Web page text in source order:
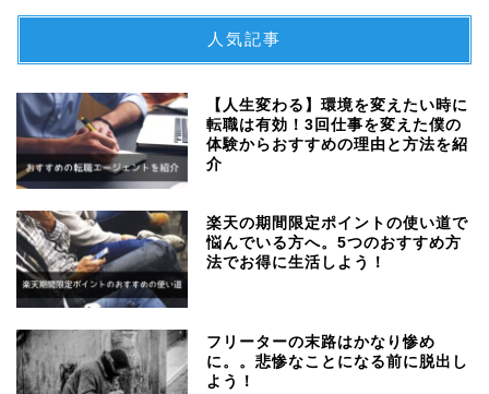
人気記事
【人生変わる】環境を変えたい時に
転職は有効！3回仕事を変えた僕の
体験からおすすめの理由と方法を紹
介
楽天の期間限定ポイントの使い道で
悩んでいる方へ。5つのおすすめ方
法でお得に生活しよう！
フリーターの末路はかなり惨め
に。。悲惨なことになる前に脱出し
よう！